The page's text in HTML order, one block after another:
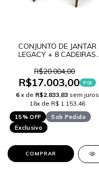
CONJUNTO DE JANTAR
LEGACY + 8 CADEIRAS
R$20.004,00
R$17.003,00 PIX
6 x de R$2.833,83 sem juros
18x de R$ 1.153,46
15% OFF
Sob Pedido
Exclusivo
COMPRAR